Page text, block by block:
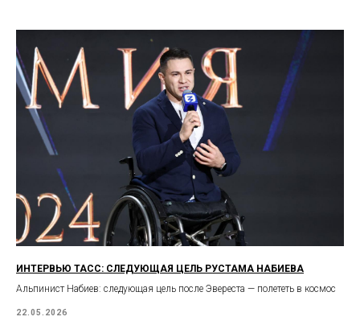
ИНТЕРВЬЮ ТАСС: СЛЕДУЮЩАЯ ЦЕЛЬ РУСТАМА НАБИЕВА
Альпинист Набиев: следующая цель после Эвереста — полететь в космос
22.05.2026